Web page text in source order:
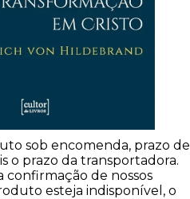
sob encomenda, prazo de
o prazo da transportadora.
confirmação de nossos
esteja indisponível, o